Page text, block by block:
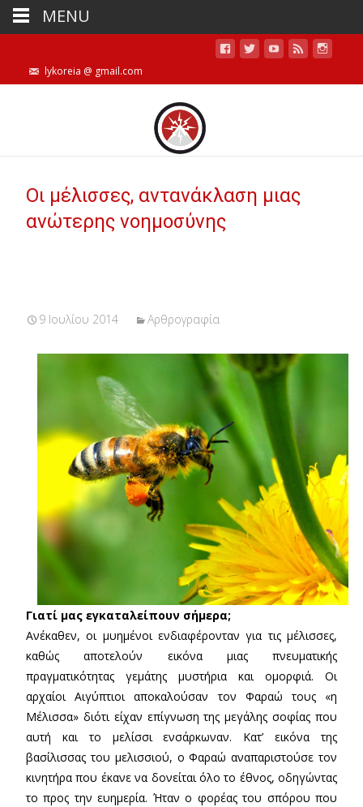
lykoreia @ gmail.com
Οι μέλισσες, αντανάκλαση μιας
ανώτερης νοημοσύνης
9 Ιουλίου 2014 Αρθρογραφία
Γιατί μας εγκαταλείπουν σήμερα;
Ανέκαθεν, οι μυημένοι ενδιαφέρονταν για τις μέλισσες,
καθώς αποτελούν εικόνα μιας πνευματικής
πραγματικότητας γεμάτης μυστήρια και ομορφιά. Οι
αρχαίοι Αιγύπτιοι αποκαλούσαν τον Φαραώ τους «η
Μέλισσα» διότι είχαν επίγνωση της μεγάλης σοφίας που
αυτή και το μελίσσι ενσάρκωναν. Κατ’ εικόνα της
βασίλισσας του μελισσιού, ο Φαραώ αναπαριστούσε τον
κινητήρα που έκανε να δονείται όλο το έθνος, οδηγώντας
το προς την ευημερία. Ήταν ο φορέας του σπόρου που
MENU